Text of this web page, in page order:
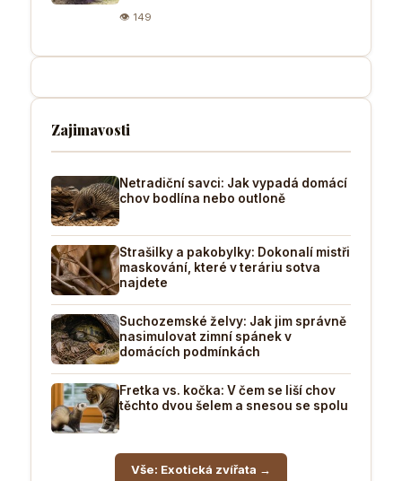
👁 149
Zajimavosti
Netradiční savci: Jak vypadá domácí
chov bodlína nebo outloně
Strašilky a pakobylky: Dokonalí mistři
maskování, které v teráriu sotva
najdete
Suchozemské želvy: Jak jim správně
nasimulovat zimní spánek v
domácích podmínkách
Fretka vs. kočka: V čem se liší chov
těchto dvou šelem a snesou se spolu
Vše: Exotická zvířata →